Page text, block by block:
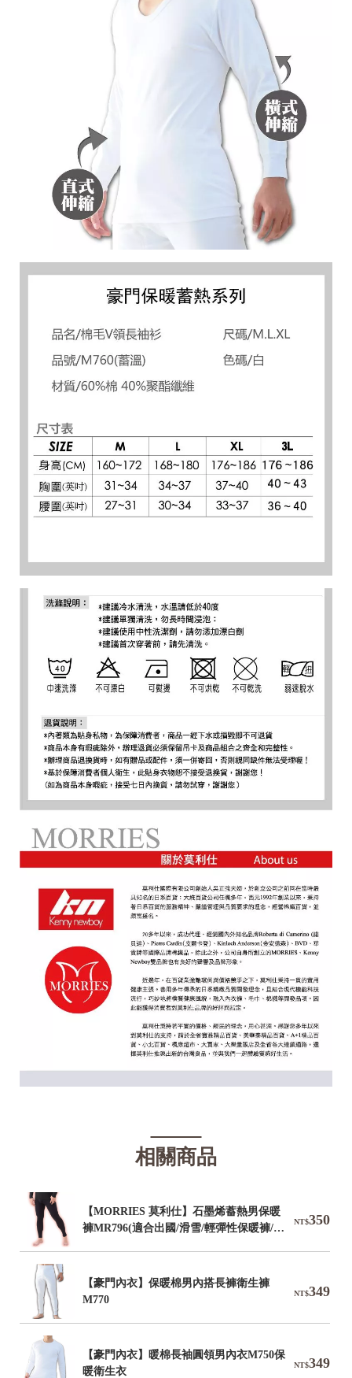
相關商品
NT$350
【MORRIES 莫利仕】石墨烯蓄熱男保暖
褲MR796(適合出國/滑雪/輕彈性保暖褲/內
NT$349
【豪門內衣】保暖棉男內搭長褲衛生褲
M770
NT$349
【豪門內衣】暖棉長袖圓領男內衣M750保
暖衛生衣